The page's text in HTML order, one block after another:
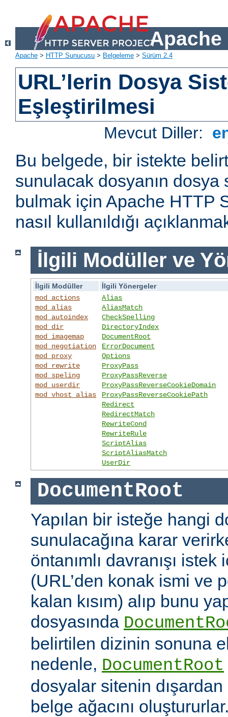
Apache
Apache > HTTP Sunucusu > Belgeleme > Sürüm 2.4
URL’lerin Dosya
Eşleştirilmesi
Mevcut Diller:
Bu belgede, bir istekte
sunulacak dosyanın
bulmak için Apache HTTP
nasıl kullanıldığı
İlgili Modüller ve
İlgili Modüller
İlgili Yönergeler
mod_actions
mod_alias
mod_autoindex
mod_dir
mod_imagemap
mod_negotiation
mod_proxy
mod_rewrite
mod_speling
mod_userdir
mod_vhost_alias
Alias
AliasMatch
CheckSpelling
DirectoryIndex
DocumentRoot
ErrorDocument
Options
ProxyPass
ProxyPassReverse
ProxyPassReverseCookieDomain
ProxyPassReverseCookiePath
Redirect
RedirectMatch
RewriteCond
RewriteRule
ScriptAlias
ScriptAliasMatch
UserDir
DocumentRoot
Yapılan bir isteğe hangi
sunulacağına karar
öntanımlı davranışı
(URL’den konak ismi ve
kalan kısım) alıp bunu
dosyasında
belirtilen dizinin sonuna
nedenle, DocumentRoot
dosyalar sitenin
belge ağacını